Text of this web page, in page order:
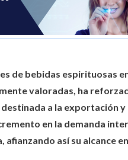
de bebidas espirituosas
valoradas, ha
a la exportación y
en la demanda
así su alcance